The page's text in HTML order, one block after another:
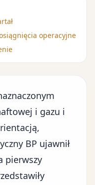
operacyjne
i gazu i
BP ujawnił
pierwszy